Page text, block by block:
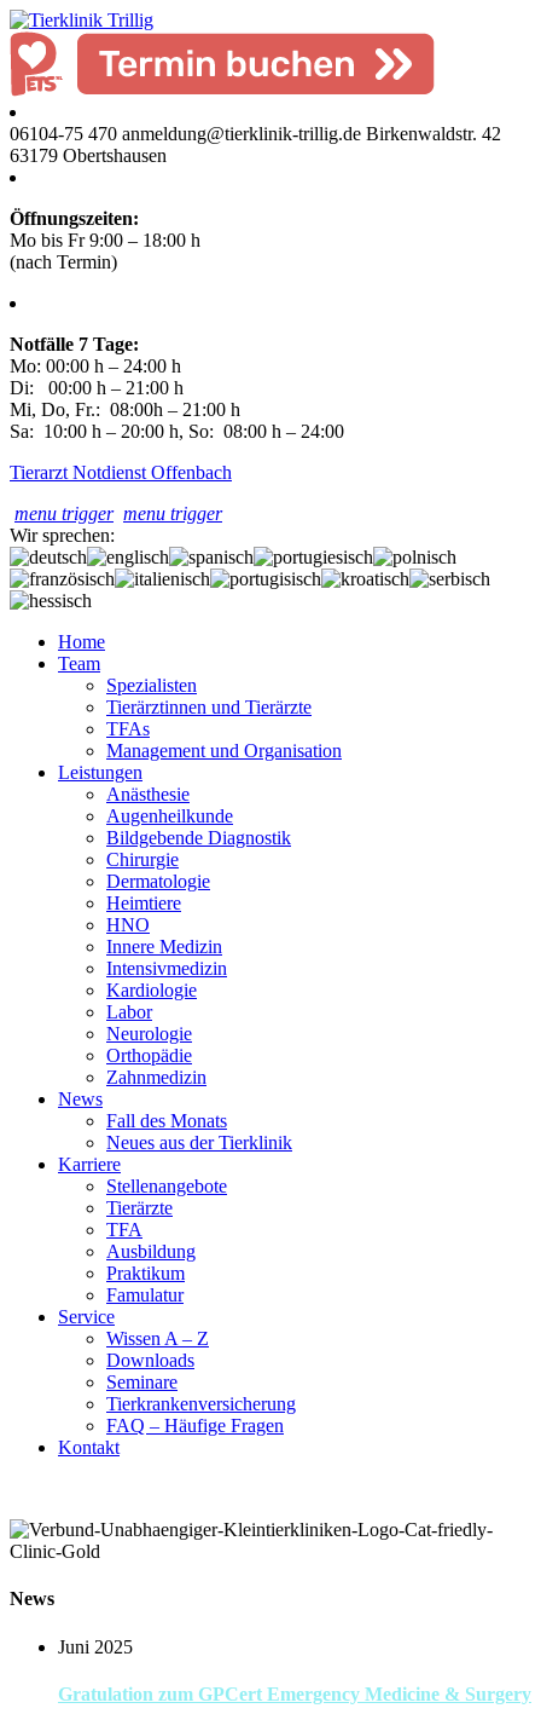
06104-75 470 anmeldung@tierklinik-trillig.de Birkenwaldstr. 42
63179 Obertshausen
Öffnungszeiten:
Mo bis Fr 9:00 – 18:00 h
(nach Termin)
Notfälle 7 Tage:
Mo: 00:00 h – 24:00 h
Di: 00:00 h – 21:00 h
Mi, Do, Fr.: 08:00h – 21:00 h
Sa: 10:00 h – 20:00 h, So: 08:00 h – 24:00
Tierarzt Notdienst Offenbach
menu trigger menu trigger
Wir sprechen:
Home
Team
Spezialisten
Tierärztinnen und Tierärzte
TFAs
Management und Organisation
Leistungen
Anästhesie
Augenheilkunde
Bildgebende Diagnostik
Chirurgie
Dermatologie
Heimtiere
HNO
Innere Medizin
Intensivmedizin
Kardiologie
Labor
Neurologie
Orthopädie
Zahnmedizin
News
Fall des Monats
Neues aus der Tierklinik
Karriere
Stellenangebote
Tierärzte
TFA
Ausbildung
Praktikum
Famulatur
Service
Wissen A – Z
Downloads
Seminare
Tierkrankenversicherung
FAQ – Häufige Fragen
Kontakt
News
Juni 2025
Gratulation zum GPCert Emergency Medicine & Surgery